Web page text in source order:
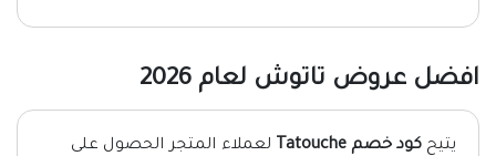
افضل عروض تاتوش لعام 2026
يتيح كود خصم Tatouche
لعملاء المتجر الحصول على